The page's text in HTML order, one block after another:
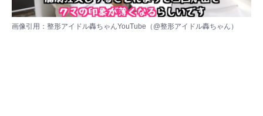
画像引用：整形アイドル轟ちゃんYouTube（ @整形アイドル轟ちゃん ）